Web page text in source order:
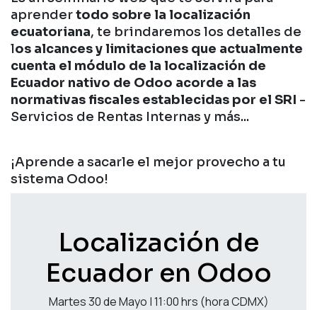
aprendertodo sobre la localización
ecuatoriana, te brindaremos los detalles de
los alcances y limitaciones que actualmente
cuenta el módulo de la localización de
Ecuador nativo de Odoo acorde a las
normativas fiscales establecidas por el SRI -
Servicios de Rentas Internas y más...
¡Aprende a sacarle el mejor provecho a tu
sistema Odoo!
Localización de
Ecuador en Odoo
Martes 30 de Mayo | 11:00 hrs (hora CDMX)